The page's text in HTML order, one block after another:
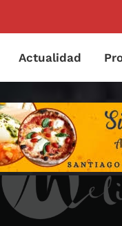
Actualidad